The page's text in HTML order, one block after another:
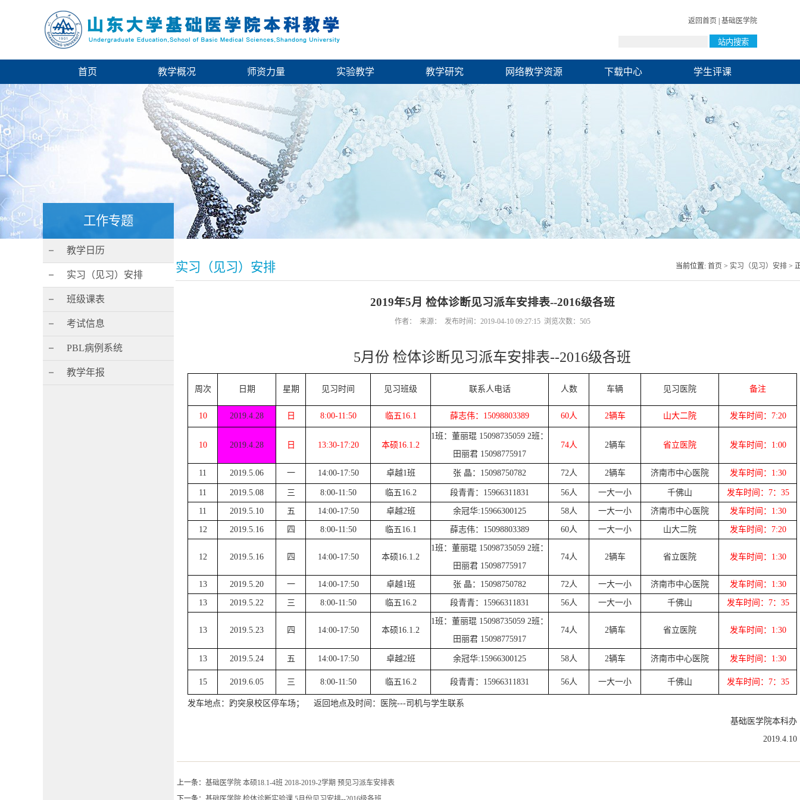
返回首页 基础医学院
首页 教学概况 师资力量 实验教学 教学研究 网络教学资源 下载中心 学生评课
工作专题
教学日历
实习（见习）安排
班级课表
考试信息
PBL病例系统
教学年报
实习（见习）安排 当前位置: 首页 > 实习（见习）安排 >
2019年5月 检体诊断见习派车安排表--2016级各班
作者： 来源： 发布时间：2019-04-10 09:27:15 浏览次数： 505
5月份 检体诊断见习派车安排表--2016级各班
周次 日期 星期 见习时间 见习班级 联系人电话 人数 车辆 见习医院 备注
10 2019.4.28 日 8:00-11:50 临五16.1 薛志伟：15098803389 60人 2辆车 山大二院 发车时间：7:20
10 2019.4.28 日 13:30-17:20 本硕16.1.2
1班：董丽琨 15098735059 2班：
田丽君 15098775917
74人 2辆车 省立医院 发车时间：1:00
11 2019.5.06 一 14:00-17:50 卓越1班 张 晶：15098750782 72人 2辆车 济南市中心医院 发车时间：1:30
11 2019.5.08 三 8:00-11:50 临五16.2 段青青：15966311831 56人 一大一小 千佛山 发车时间：7：35
11 2019.5.10 五 14:00-17:50 卓越2班 余冠华:15966300125 58人 一大一小 济南市中心医院 发车时间：1:30
12 2019.5.16 四 8:00-11:50 临五16.1 薛志伟：15098803389 60人 一大一小 山大二院 发车时间：7:20
12 2019.5.16 四 14:00-17:50 本硕16.1.2
1班：董丽琨 15098735059 2班：
田丽君 15098775917
74人 2辆车 省立医院 发车时间：1:30
13 2019.5.20 一 14:00-17:50 卓越1班 张 晶：15098750782 72人 一大一小 济南市中心医院 发车时间：1:30
13 2019.5.22 三 8:00-11:50 临五16.2 段青青：15966311831 56人 一大一小 千佛山 发车时间：7：35
13 2019.5.23 四 14:00-17:50 本硕16.1.2
1班：董丽琨 15098735059 2班：
田丽君 15098775917
74人 2辆车 省立医院 发车时间：1:30
13 2019.5.24 五 14:00-17:50 卓越2班 余冠华:15966300125 58人 2辆车 济南市中心医院 发车时间：1:30
15 2019.6.05 三 8:00-11:50 临五16.2 段青青：15966311831 56人 一大一小 千佛山 发车时间：7：35
发车地点：趵突泉校区停车场； 返回地点及时间：医院---司机与学生联系
基础医学院本科办
2019.4.10
上一条： 基础医学院 本硕18.1-4班 2018-2019-2学期 预见习派车安排表